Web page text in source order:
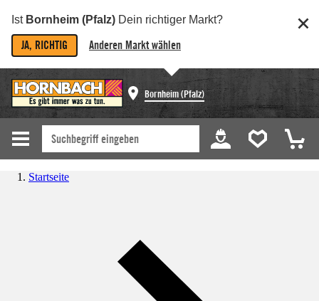
Ist Bornheim (Pfalz) Dein richtiger Markt?
JA, RICHTIG Anderen Markt wählen
Bornheim (Pfalz)
Startseite